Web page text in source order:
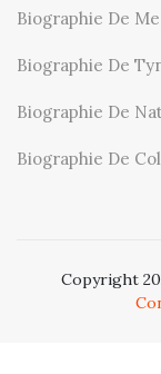
Biographie De
Biographie De
Biographie De
Biographie De
Copyright